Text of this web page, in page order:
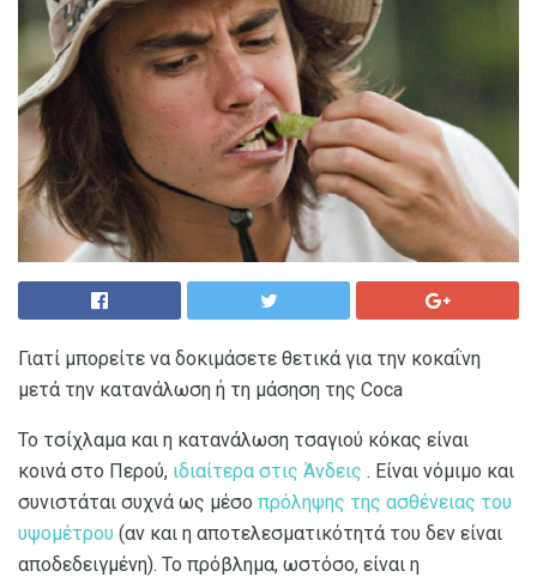
Γιατί μπορείτε να δοκιμάσετε θετικά για την κοκαΐνη
μετά την κατανάλωση ή τη μάσηση της Coca
Το τσίχλαμα και η κατανάλωση τσαγιού κόκας είναι
κοινά στο Περού, ιδιαίτερα στις Άνδεις . Είναι νόμιμο και
συνιστάται συχνά ως μέσο πρόληψης της ασθένειας του
υψομέτρου (αν και η αποτελεσματικότητά του δεν είναι
αποδεδειγμένη). Το πρόβλημα, ωστόσο, είναι η